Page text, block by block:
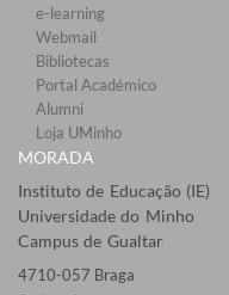
e-learning
Webmail​
Bibliotecas​
Portal Académico
Alumni
Loja UMinho
MORADA
Instituto de Educação (IE)
Universidade do Minho
Campus de Gualtar
4710-057 Braga